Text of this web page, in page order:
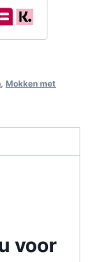
Mokken met
voor